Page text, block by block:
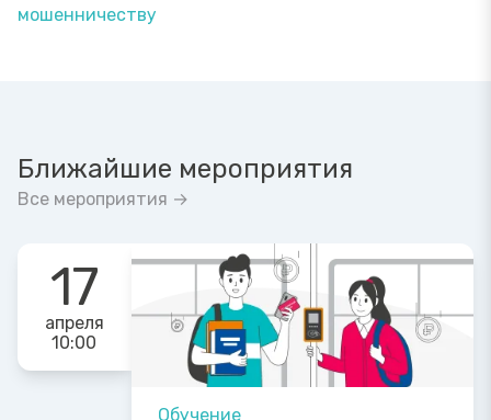
мошенничеству
Ближайшие мероприятия
Все мероприятия →
17
апреля
10:00
Обучение